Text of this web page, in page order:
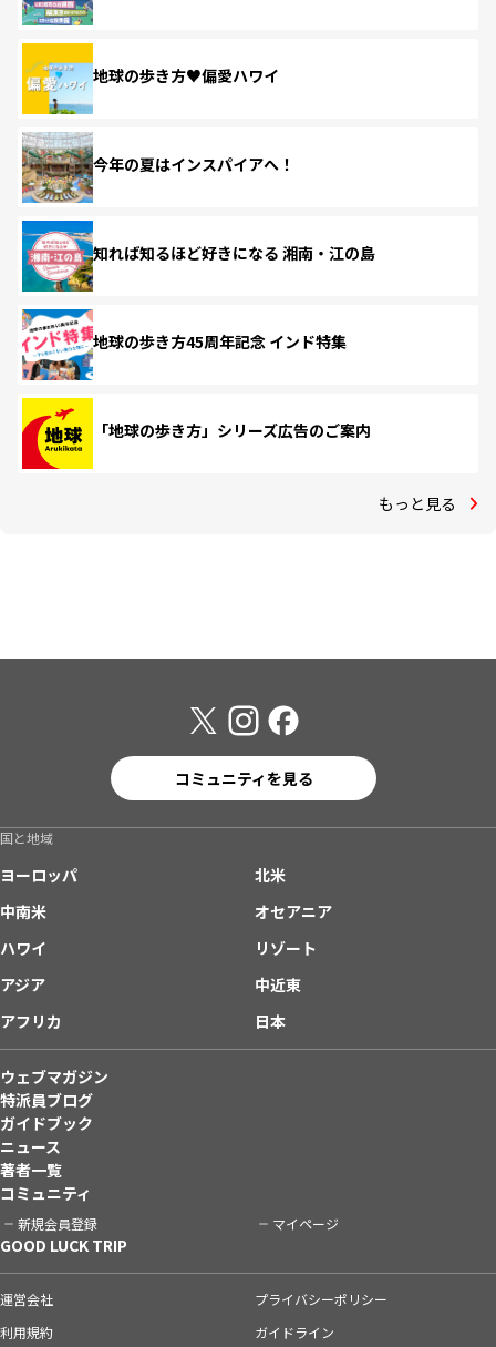
地球の歩き方♥偏愛ハワイ
今年の夏はインスパイアへ！
知れば知るほど好きになる 湘南・江の島
地球の歩き方45周年記念 インド特集
「地球の歩き方」シリーズ広告のご案内
もっと見る
コミュニティを見る
国と地域
ヨーロッパ
北米
中南米
オセアニア
ハワイ
リゾート
アジア
中近東
アフリカ
日本
ウェブマガジン
特派員ブログ
ガイドブック
ニュース
著者一覧
コミュニティ
新規会員登録 マイページ
GOOD LUCK TRIP
運営会社
プライバシーポリシー
利用規約
ガイドライン